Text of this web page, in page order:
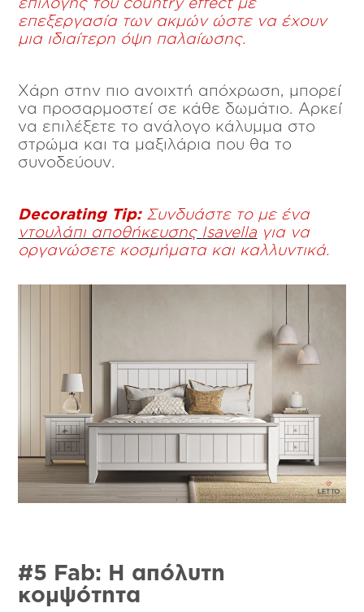
επεξεργασία των ακμών ώστε να έχουν
μια ιδιαίτερη όψη παλαίωσης.
Χάρη στην πιο ανοιχτή απόχρωση, μπορεί
να προσαρμοστεί σε κάθε δωμάτιο. Αρκεί
να επιλέξετε το ανάλογο κάλυμμα στο
στρώμα και τα μαξιλάρια που θα το
συνοδεύουν.
Decorating Tip: Συνδυάστε το με ένα
ντουλάπι αποθήκευσης Isavella για να
οργανώσετε κοσμήματα και καλλυντικά.
#5 Fab: Η απόλυτη
κομψότητα